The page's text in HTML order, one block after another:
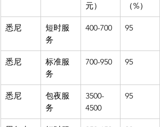
元）
（%）
悉尼
短时服
务
400-700 95
悉尼
标准服
务
700-950 95
悉尼
包夜服
务
3500-
4500
95